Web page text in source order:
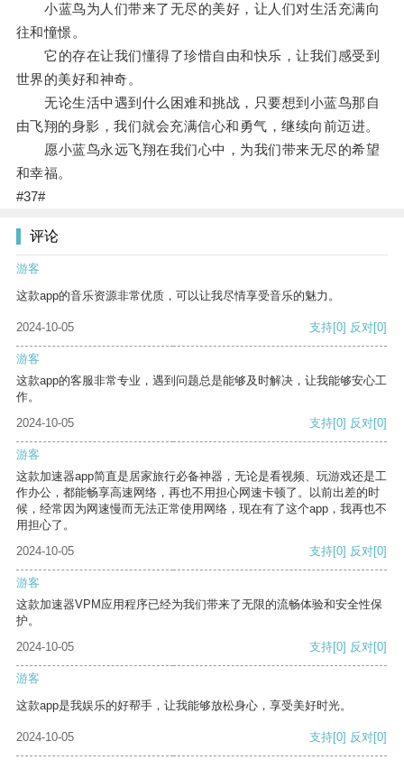
小蓝鸟为人们带来了无尽的美好，让人们对生活充满向
往和憧憬。
它的存在让我们懂得了珍惜自由和快乐，让我们感受到
世界的美好和神奇。
无论生活中遇到什么困难和挑战，只要想到小蓝鸟那自
由飞翔的身影，我们就会充满信心和勇气，继续向前迈进。
愿小蓝鸟永远飞翔在我们心中，为我们带来无尽的希望
和幸福。
#37#
评论
游客
这款app的音乐资源非常优质，可以让我尽情享受音乐的魅力。
2024-10-05 支持[0] 反对[0]
游客
这款app的客服非常专业，遇到问题总是能够及时解决，让我能够安心工
作。
2024-10-05
支持[0] 反对[0]
游客
这款加速器app简直是居家旅行必备神器，无论是看视频、玩游戏还是工
作办公，都能畅享高速网络，再也不用担心网速卡顿了。以前出差的时
候，经常因为网速慢而无法正常使用网络，现在有了这个app，我再也不
用担心了。
2024-10-05
支持[0] 反对[0]
游客
这款加速器VPM应用程序已经为我们带来了无限的流畅体验和安全性保
护。
2024-10-05
支持[0] 反对[0]
游客
这款app是我娱乐的好帮手，让我能够放松身心，享受美好时光。
2024-10-05 支持[0] 反对[0]